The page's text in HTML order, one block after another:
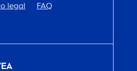
legal
FAQ